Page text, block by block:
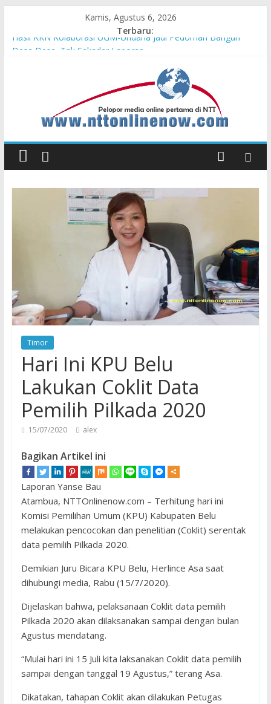
Kamis, Agustus 6, 2026
Terbaru:
Hasil KKN Kolaborasi UGM-Undana Jadi Pedoman Bangun
Kelurahan Manuaman Gelar Beragam Lomba Meriahkan HUT
Pengadaan Kapal PPA Perkuat Kemampuan Pertahanan Udara
TNI AL Hadapi Ancaman Maritim Modern
Cahaya Kemerdekaan di Nonotbatan: Listrik Masuk Desa, PLN
Honda AT Family Day Semarakkan 11 Kota di Jawa Timur
Timor
Hari Ini KPU Belu
Lakukan Coklit Data
Pemilih Pilkada 2020
15/07/2020 alex
Bagikan Artikel ini
Laporan Yanse Bau
Atambua, NTTOnlinenow.com – Terhitung hari ini
Komisi Pemilihan Umum (KPU) Kabupaten Belu
melakukan pencocokan dan penelitian (Coklit) serentak
data pemilih Pilkada 2020.
Demikian Juru Bicara KPU Belu, Herlince Asa saat
dihubungi media, Rabu (15/7/2020).
Dijelaskan bahwa, pelaksanaan Coklit data pemilih
Pilkada 2020 akan dilaksanakan sampai dengan bulan
Agustus mendatang.
“Mulai hari ini 15 Juli kita laksanakan Coklit data pemilih
sampai dengan tanggal 19 Agustus,” terang Asa.
Dikatakan, tahapan Coklit akan dilakukan Petugas